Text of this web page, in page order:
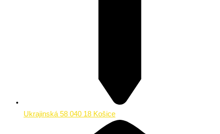
Ukrajinská 58 040 18 Košice